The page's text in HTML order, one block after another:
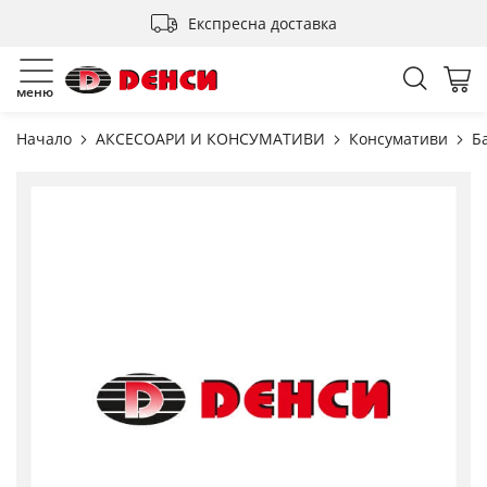
Експресна доставка
меню
Начало АКСЕСОАРИ И КОНСУМАТИВИ Консумативи